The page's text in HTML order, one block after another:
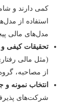
کمی دارند و شامل
استفاده از مدل‌های
مدل‌های مالی
تحقیقات کیفی و
(مثل مالی رفتاری
از مصاحبه،
انتخاب نمونه و
شرکت‌های پذیرفته